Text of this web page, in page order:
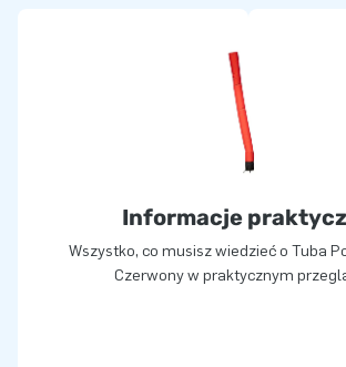
Informacje
Wszystko, co musisz wiedzieć o Tuba
Czerwony w praktycznym